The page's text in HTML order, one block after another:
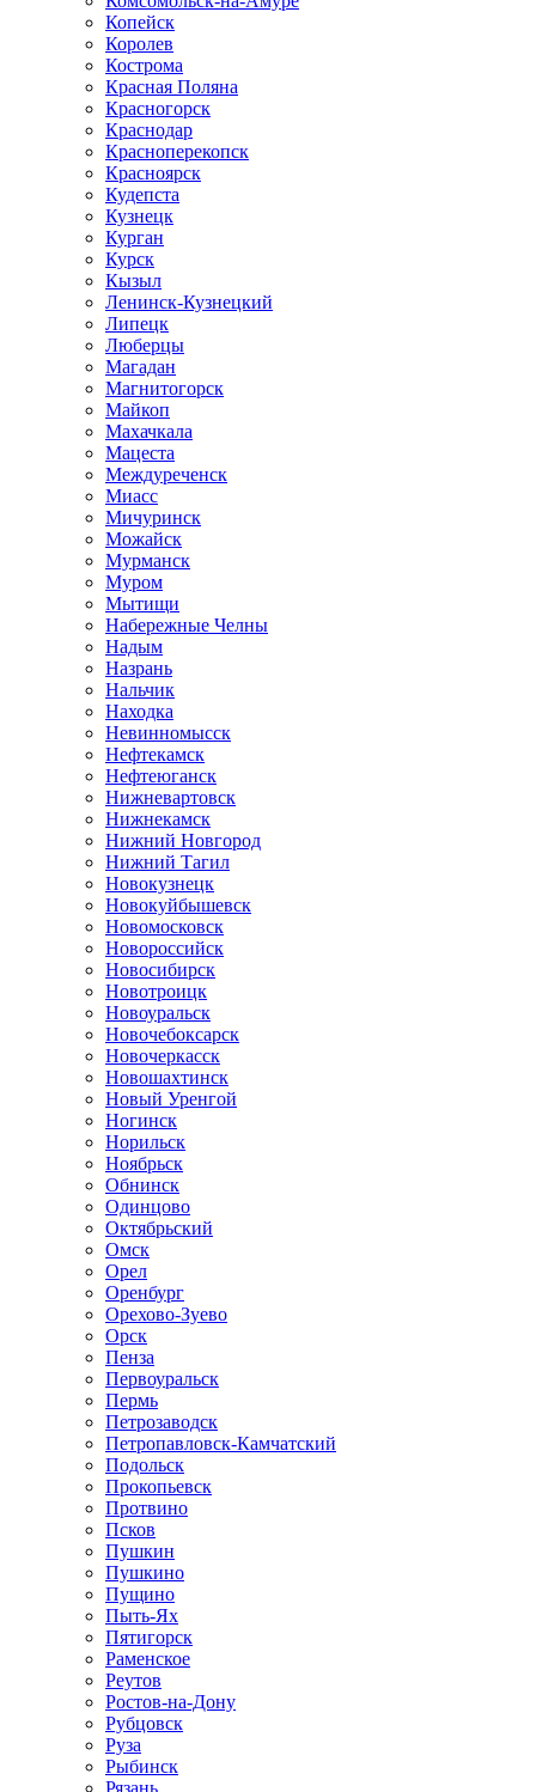
Копейск
Королев
Кострома
Красная Поляна
Красногорск
Краснодар
Красноперекопск
Красноярск
Кудепста
Кузнецк
Курган
Курск
Кызыл
Ленинск-Кузнецкий
Липецк
Люберцы
Магадан
Магнитогорск
Майкоп
Махачкала
Мацеста
Междуреченск
Миасс
Мичуринск
Можайск
Мурманск
Муром
Мытищи
Набережные Челны
Надым
Назрань
Нальчик
Находка
Невинномысск
Нефтекамск
Нефтеюганск
Нижневартовск
Нижнекамск
Нижний Новгород
Нижний Тагил
Новокузнецк
Новокуйбышевск
Новомосковск
Новороссийск
Новосибирск
Новотроицк
Новоуральск
Новочебоксарск
Новочеркасск
Новошахтинск
Новый Уренгой
Ногинск
Норильск
Ноябрьск
Обнинск
Одинцово
Октябрьский
Омск
Орел
Оренбург
Орехово-Зуево
Орск
Пенза
Первоуральск
Пермь
Петрозаводск
Петропавловск-Камчатский
Подольск
Прокопьевск
Протвино
Псков
Пушкин
Пушкино
Пущино
Пыть-Ях
Пятигорск
Раменское
Реутов
Ростов-на-Дону
Рубцовск
Руза
Рыбинск
Рязань